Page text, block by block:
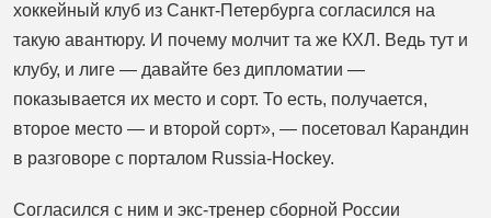
хоккейный клуб из Санкт-Петербурга согласился на
такую авантюру. И почему молчит та же КХЛ. Ведь тут и
клубу, и лиге — давайте без дипломатии —
показывается их место и сорт. То есть, получается,
второе место — и второй сорт», — посетовал Карандин
в разговоре с порталом Russia-Hockey.
Согласился с ним и экс-тренер сборной России